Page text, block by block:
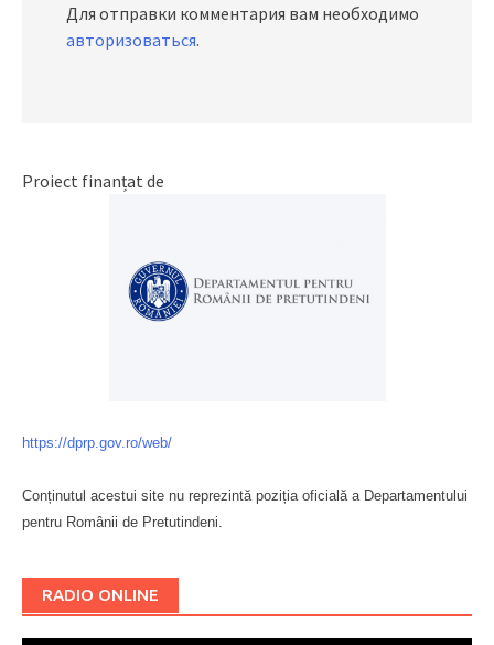
Для отправки комментария вам необходимо
авторизоваться.
Proiect finanțat de
https://dprp.gov.ro/web/
Conținutul acestui site nu reprezintă poziția oficială a Departamentului
pentru Românii de Pretutindeni.
RADIO ONLINE